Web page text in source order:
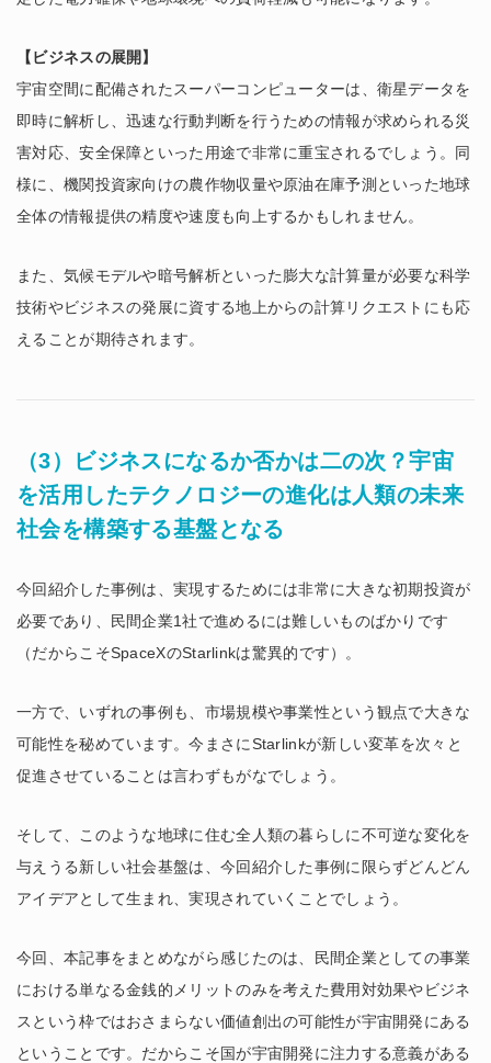
【ビジネスの展開】
宇宙空間に配備されたスーパーコンピューターは、衛星データを
即時に解析し、迅速な行動判断を行うための情報が求められる災
害対応、安全保障といった用途で非常に重宝されるでしょう。同
様に、機関投資家向けの農作物収量や原油在庫予測といった地球
全体の情報提供の精度や速度も向上するかもしれません。
また、気候モデルや暗号解析といった膨大な計算量が必要な科学
技術やビジネスの発展に資する地上からの計算リクエストにも応
えることが期待されます。
（3）ビジネスになるか否かは二の次？宇宙
を活用したテクノロジーの進化は人類の未来
社会を構築する基盤となる
今回紹介した事例は、実現するためには非常に大きな初期投資が
必要であり、民間企業1社で進めるには難しいものばかりです
（だからこそSpaceXのStarlinkは驚異的です）。
一方で、いずれの事例も、市場規模や事業性という観点で大きな
可能性を秘めています。今まさにStarlinkが新しい変革を次々と
促進させていることは言わずもがなでしょう。
そして、このような地球に住む全人類の暮らしに不可逆な変化を
与えうる新しい社会基盤は、今回紹介した事例に限らずどんどん
アイデアとして生まれ、実現されていくことでしょう。
今回、本記事をまとめながら感じたのは、民間企業としての事業
における単なる金銭的メリットのみを考えた費用対効果やビジネ
スという枠ではおさまらない価値創出の可能性が宇宙開発にある
ということです。だからこそ国が宇宙開発に注力する意義がある